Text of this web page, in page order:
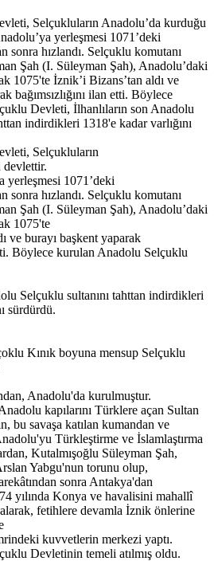
Selçukluların Anadolu’da kurduğu
yerleşmesi 1071’deki
sonra hızlandı. Selçuklu komutanı
Şah (I. Süleyman Şah), Anadolu’daki
1075'te İznik’i Bizans’tan aldı ve
bağımsızlığını ilan etti. Böylece
Devleti, İlhanlıların son Anadolu
indirdikleri 1318'e kadar varlığını
Selçukluların
devlettir.
yerleşmesi 1071’deki
sonra hızlandı. Selçuklu komutanı
Şah (I. Süleyman Şah), Anadolu’daki
1075'te
ve burayı başkent yaparak
Böylece kurulan Anadolu Selçuklu
Selçuklu sultanını tahttan indirdikleri
sürdürdü.
Kınık boyuna mensup Selçuklu
Anadolu'da kurulmuştur.
kapılarını Türklere açan Sultan
bu savaşa katılan kumandan ve
Türkleştirme ve İslamlaştırma
Kutalmışoğlu Süleyman Şah,
Yabgu'nun torunu olup,
sonra Antakya'dan
yılında Konya ve havalisini mahallî
fetihlere devamla İznik önlerine
kuvvetlerin merkezi yaptı.
Devletinin temeli atılmış oldu.